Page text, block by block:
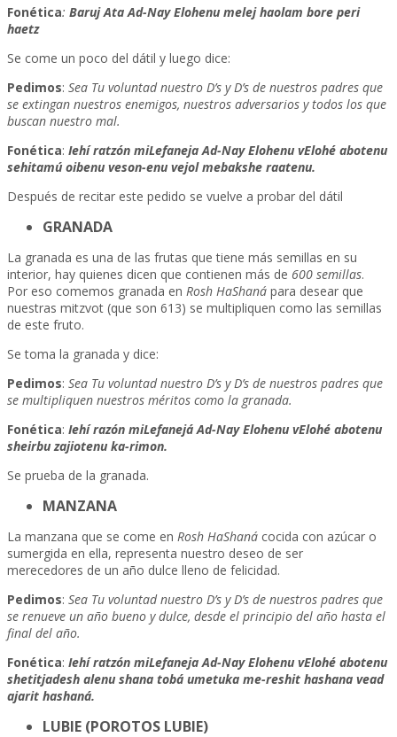
Fonética: Baruj Ata Ad-Nay Elohenu melej haolam bore peri
haetz
Se come un poco del dátil y luego dice:
Pedimos: Sea Tu voluntad nuestro D’s y D’s de nuestros padres que
se extingan nuestros enemigos, nuestros adversarios y todos los que
buscan nuestro mal.
Fonética: Iehí ratzón miLefaneja Ad-Nay Elohenu vElohé abotenu
sehitamú oibenu veson-enu vejol mebakshe raatenu.
Después de recitar este pedido se vuelve a probar del dátil
GRANADA
La granada es una de las frutas que tiene más semillas en su
interior, hay quienes dicen que contienen más de 600 semillas.
Por eso comemos granada en Rosh HaShaná para desear que
nuestras mitzvot (que son 613) se multipliquen como las semillas
de este fruto.
Se toma la granada y dice:
Pedimos: Sea Tu voluntad nuestro D’s y D’s de nuestros padres que
se multipliquen nuestros méritos como la granada.
Fonética: Iehí razón miLefanejá Ad-Nay Elohenu vElohé abotenu
sheirbu zajiotenu ka-rimon.
Se prueba de la granada.
MANZANA
La manzana que se come en Rosh HaShaná cocida con azúcar o
sumergida en ella, representa nuestro deseo de ser
merecedores de un año dulce lleno de felicidad.
Pedimos: Sea Tu voluntad nuestro D’s y D’s de nuestros padres que
se renueve un año bueno y dulce, desde el principio del año hasta el
final del año.
Fonética: Iehí ratzón miLefaneja Ad-Nay Elohenu vElohé abotenu
shetitjadesh alenu shana tobá umetuka me-reshit hashana vead
ajarit hashaná.
LUBIE (POROTOS LUBIE)